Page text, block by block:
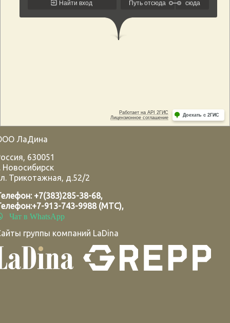
ЛаДина
, 630051
Новосибирск
Трикотажная, д.52/2
+7(383)285-38-68,
+7-913-743-9988 (МТС),
Чат в WhatsApp
группы компаний LaDina